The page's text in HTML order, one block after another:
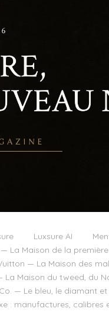
Luxsure AI
La Maison de la
— La Maison des
La Maison du tweed, du
— Le bleu, le diamant et
: manufactures, calibres